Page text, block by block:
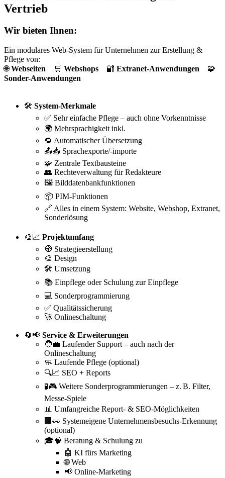
Vertrieb
Wir bieten Ihnen:
Ein modulares Web-System für Unternehmen zur Erstellung &
Pflege von:
🌐Webseiten 🛒 Webshops 🔐 Extranet-Anwendungen 🧩
Sonder-Anwendungen
🛠️ System-Merkmale
✅ Sehr einfache Pflege – auch ohne Vorkenntnisse
🌍 Mehrsprachigkeit inkl.
🔁 Automatischer Übersetzung
📤📥 Sprachexporte/-importe
🧩 Zentrale Textbausteine
👥 Rechteverwaltung für Redakteure
🖼️ Bilddatenbankfunktionen
📦 PIM-Funktionen
🔗 Alles in einem System: Website, Webshop, Extranet,
Sonderlösung
🎨📈 Projektumfang
🧭 Strategieerstellung
🎨 Design
🛠️ Umsetzung
📚 Einpflege oder Schulung zur Einpflege
💻 Sonderprogrammierung
✅ Qualitätssicherung
🚀 Onlineschaltung
🔄📢 Service & Erweiterungen
🧑‍💼 Laufender Support – auch nach der
Onlineschaltung
🧼 Laufende Pflege (optional)
🔍📈 SEO + Reports
🧪🎮 Weitere Sonderprogrammierungen – z. B. Filter,
Messe-Spiele
📊 Umfangreiche Report- & SEO-Möglichkeiten
🏢👀 Systemeigene Unternehmensbesuchs-Erkennung
(optional)
🎓🧠 Beratung & Schulung zu
🤖 KI fürs Marketing
🌐 Web
📢 Online-Marketing